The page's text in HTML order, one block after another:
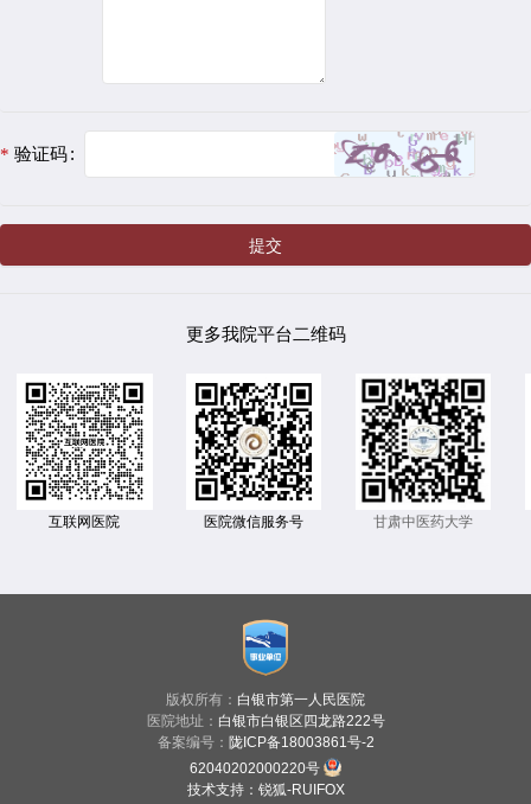
验证码
提交
更多我院平台二维码
互联网医院 医院微信服务号 甘肃中医药大学
版权所有： 白银市第一人民医院
医院地址： 白银市白银区四龙路222号
备案编号： 陇ICP备18003861号-2
62040202000220号
技术支持： 锐狐-RUIFOX